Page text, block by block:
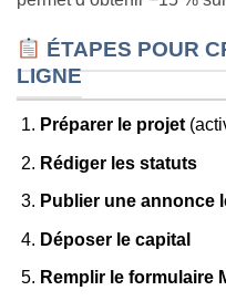
ÉTAPES POUR
LIGNE
Préparer le projet
Rédiger les statuts
Publier une annonce
Déposer le capital
Remplir le formulaire